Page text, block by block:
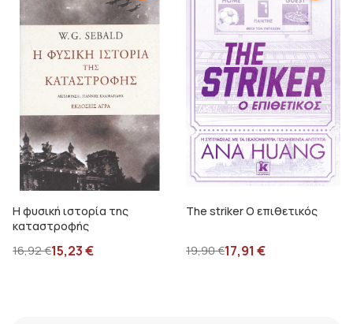
Η φυσική ιστορία της
καταστροφής
16,92€15,23€
The striker Ο επιθετικός
19,90€17,91 €